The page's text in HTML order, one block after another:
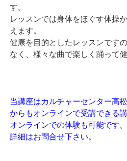
す。
レッスンでは身体をほぐす体操
えます。
健康を目的としたレッスンです
なく、様々な曲で楽しく踊って
当講座はカルチャーセンター高
からもオンラインで受講できる講
オンラインでの体験も可能です。
詳細はお問合せ下さい。